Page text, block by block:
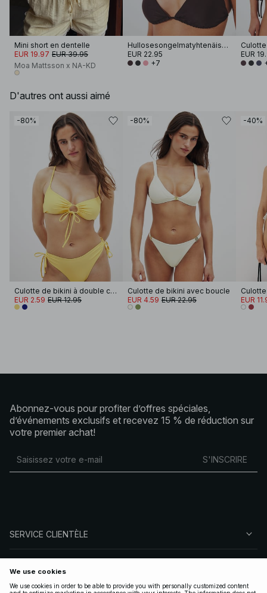
Mini short en dentelle
EUR 19.97 EUR 39.95
Moa Mattsson x NA-KD
Hullosesongelmatyhtenäiskappaleisetäbikinisylipääntyönkelaoppäälle
EUR 22.95
+7
EUR
D'autres ont aussi aimé
-80%
Culotte de bikini à double cordon de serrage
EUR 2.59 EUR 12.95
-80%
Culotte de bikini avec boucle
EUR 4.59 EUR 22.95
-40%
EUR
Abonnez-vous pour profiter d’offres spéciales,
d’événements exclusifs et recevez 15 % de réduction sur
votre premier achat!
S'INSCRIRE
SERVICE CLIENTÈLE